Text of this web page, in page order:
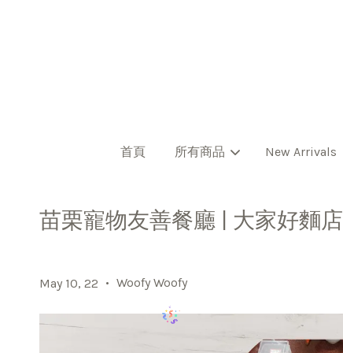
首頁 所有商品 New Arrivals
苗栗寵物友善餐廳 | 大家好麵店
May 10, 22 • Woofy Woofy